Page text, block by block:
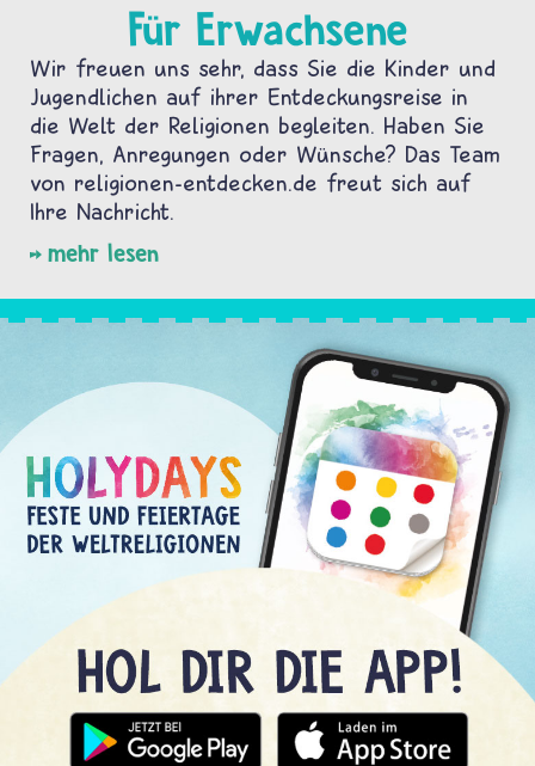
Für Erwachsene
Wir freuen uns sehr, dass Sie die Kinder und
Jugendlichen auf ihrer Entdeckungsreise in
die Welt der Religionen begleiten. Haben Sie
Fragen, Anregungen oder Wünsche? Das Team
von religionen-entdecken.de freut sich auf
Ihre Nachricht.
mehr lesen